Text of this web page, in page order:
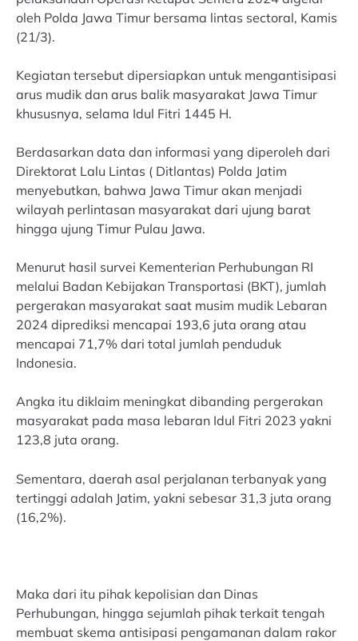
oleh Polda Jawa Timur bersama lintas sectoral, Kamis
(21/3).
Kegiatan tersebut dipersiapkan untuk mengantisipasi
arus mudik dan arus balik masyarakat Jawa Timur
khususnya, selama Idul Fitri 1445 H.
Berdasarkan data dan informasi yang diperoleh dari
Direktorat Lalu Lintas ( Ditlantas) Polda Jatim
menyebutkan, bahwa Jawa Timur akan menjadi
wilayah perlintasan masyarakat dari ujung barat
hingga ujung Timur Pulau Jawa.
Menurut hasil survei Kementerian Perhubungan RI
melalui Badan Kebijakan Transportasi (BKT), jumlah
pergerakan masyarakat saat musim mudik Lebaran
2024 diprediksi mencapai 193,6 juta orang atau
mencapai 71,7% dari total jumlah penduduk
Indonesia.
Angka itu diklaim meningkat dibanding pergerakan
masyarakat pada masa lebaran Idul Fitri 2023 yakni
123,8 juta orang.
Sementara, daerah asal perjalanan terbanyak yang
tertinggi adalah Jatim, yakni sebesar 31,3 juta orang
(16,2%).
Maka dari itu pihak kepolisian dan Dinas
Perhubungan, hingga sejumlah pihak terkait tengah
membuat skema antisipasi pengamanan dalam rakor